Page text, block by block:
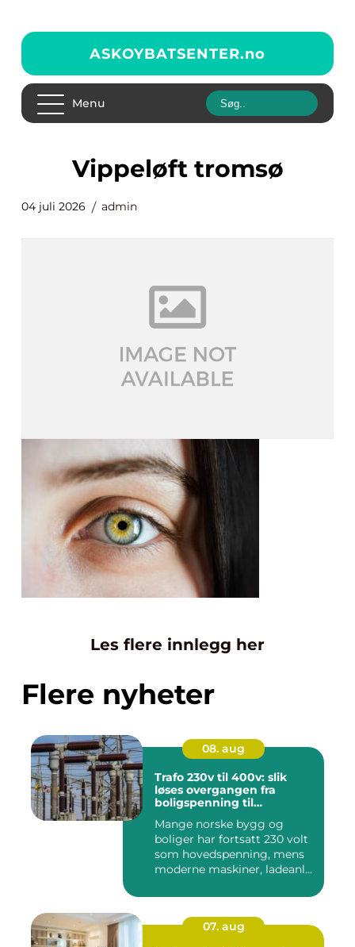
ASKOYBATSENTER.no
Menu
vippeløft tromsø
04 juli 2026 admin
Les flere innlegg her
Flere nyheter
08. aug
Trafo 230v til 400v: slik
løses overgangen fra
boligspenning til
Mange norske bygg og
boliger har fortsatt 230 volt
som hovedspenning, mens
moderne maskiner, ladeanl...
07. aug